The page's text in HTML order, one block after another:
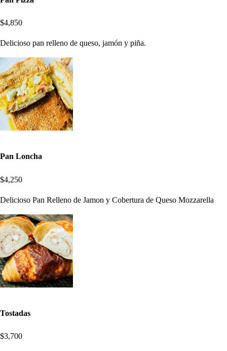
$4,850
Delicioso pan relleno de queso, jamón y piña.
Pan Loncha
$4,250
Delicioso Pan Relleno de Jamon y Cobertura de Queso Mozzarella
Tostadas
$3,700